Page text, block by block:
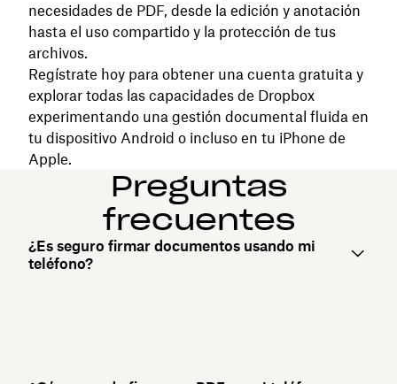
necesidades de PDF, desde la edición y anotación
hasta el uso compartido y la protección de tus
archivos.
Regístrate hoy para obtener una cuenta gratuita y
explorar todas las capacidades de Dropbox
experimentando una gestión documental fluida en
tu dispositivo Android o incluso en tu iPhone de
Apple.
Preguntas
frecuentes
¿Es seguro firmar documentos usando mi
teléfono?